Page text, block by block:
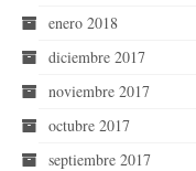
enero 2018
diciembre 2017
noviembre 2017
octubre 2017
septiembre 2017